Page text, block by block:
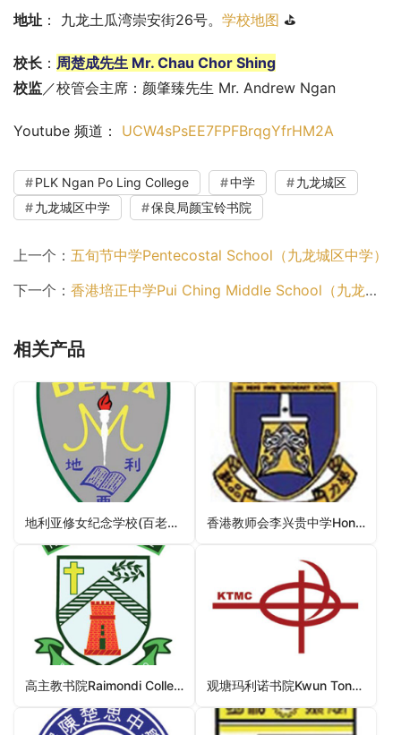
地址 ： 九龙土瓜湾崇安街26号。 学校地图 ⛳
校长 ： 周楚成先生 Mr. Chau Chor Shing
校监 ／校管会主席：颜肇臻先生 Mr. Andrew Ngan
Youtube 频道： UCW4sPsEE7FPFBrqgYfrHM2A
PLK Ngan Po Ling College 中学
九龙城区
九龙城区中学
保良局颜宝铃书院
上一个： 五旬节中学Pentecostal School（九龙城区中学）
下一个： 香港培正中学Pui Ching Middle School（九龙城区中学）
相关产品
地利亚修女纪念学校(百老汇)Delia Memorial School (Broadway)（深水埗区中学） 香港教师会李兴贵中学Hong Kong Teachers’ Association Lee Heng Kwei Secondary School（大埔区中学）
高主教书院Raimondi College（中西区中学） 观塘玛利诺书院Kwun Tong Maryknoll College（观塘区中学）